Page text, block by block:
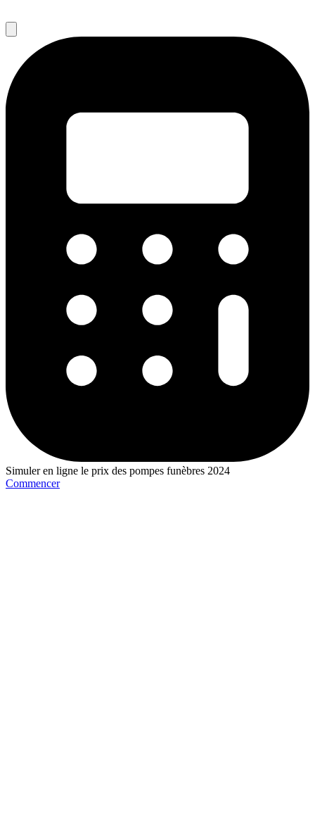
Simuler en ligne le prix des pompes funèbres 2024
Commencer